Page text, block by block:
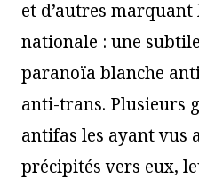
et d’autres
nationale : une
paranoïa blanche
anti-trans. Plusieurs
antifas les ayant vus
précipités vers eux,